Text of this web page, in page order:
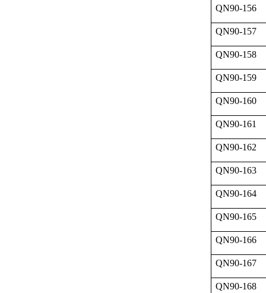
QN90-156
QN90-157
QN90-158
QN90-159
QN90-160
QN90-161
QN90-162
QN90-163
QN90-164
QN90-165
QN90-166
QN90-167
QN90-168